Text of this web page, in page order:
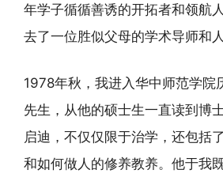
年学子循循善诱的开拓者和领航
去了一位胜似父母的学术导师和人
1978年秋，我进入华中师范学院
先生，从他的硕士生一直读到博
启迪，不仅仅限于治学，还包括
和如何做人的修养教养。他于我